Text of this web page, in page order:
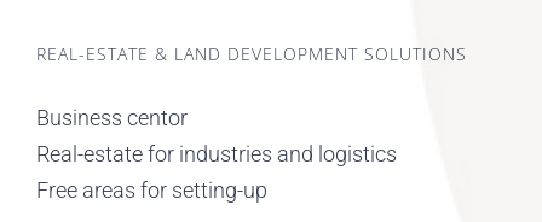
REAL-ESTATE & LAND DEVELOPMENT SOLUTIONS
Business centor
Real-estate for industries and logistics
Free areas for setting-up